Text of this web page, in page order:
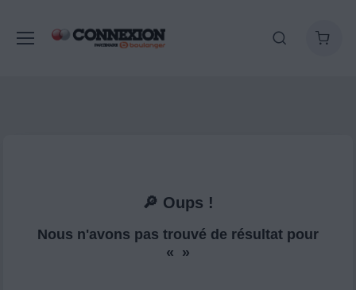
🔎 Oups !
Nous n'avons pas trouvé de résultat pour
« »